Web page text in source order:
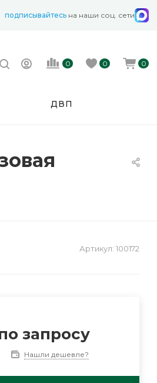
подписывайтесь на наши соц. сети
0 0 0
ДВП
Артикул: 100172
запросу
Нашли дешевле?